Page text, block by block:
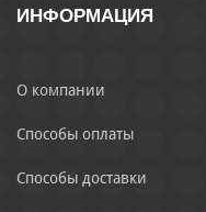
ИНФОРМАЦИЯ
О компании
Способы оплаты
Способы доставки